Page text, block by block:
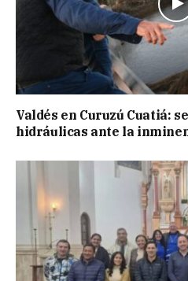
Valdés en Curuzú Cuatiá:
hidráulicas ante la